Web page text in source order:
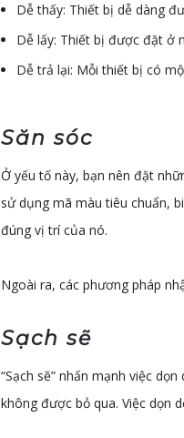
Dễ thấy: Thiết bị dễ dàng
Dễ lấy: Thiết bị được đặt ở
Dễ trả lại: Mỗi thiết bị có
Săn sóc
Ở yếu tố này, bạn nên đặt
sử dụng mã màu tiêu chuẩn,
đúng vị trí của nó.
Ngoài ra, các phương pháp
Sạch sẽ
“Sạch sẽ” nhấn mạnh việc
không được bỏ qua. Việc dọn